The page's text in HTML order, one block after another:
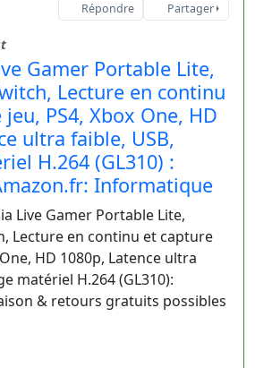
Répondre Partager
Gamer Portable Lite,
Lecture en continu
PS4, Xbox One, HD
ultra faible, USB,
H.264 (GL310) :
Informatique
Live Gamer Portable Lite,
Lecture en continu et capture
HD 1080p, Latence ultra
matériel H.264 (GL310):
& retours gratuits possibles